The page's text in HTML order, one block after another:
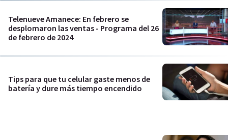
Telenueve Amanece: En febrero se
desplomaron las ventas - Programa del 26
de febrero de 2024
Tips para que tu celular gaste menos de
batería y dure más tiempo encendido